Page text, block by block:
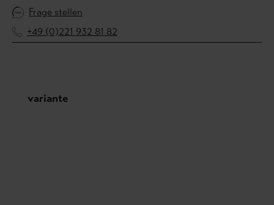
Frage stellen
+49 (0)221 932 81 82
Produktgalerie überspringen
variante